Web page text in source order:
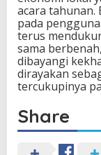
acara
pada
terus
sama
dibayangi
dirayakan
tercukupinya
Share